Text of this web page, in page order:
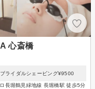
心斎橋
ライダルシェービング¥9500
長堀鶴見緑地線 長堀橋駅 徒歩5分